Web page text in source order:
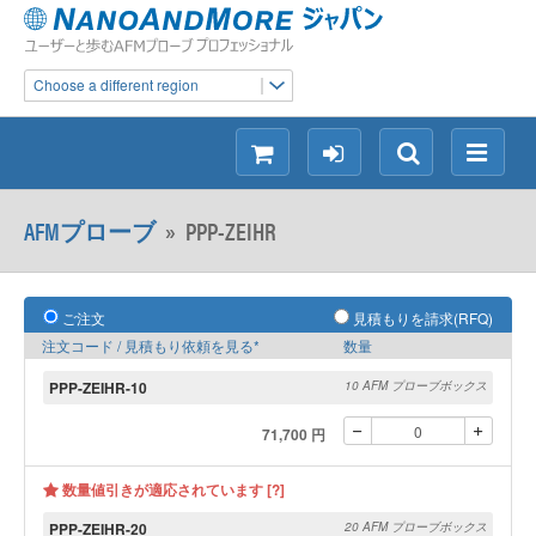
Choose a different region
メ
ニ
検
索
ロ
グ
シ
ョ
ッ
ン
AFMプローブ» PPP-ZEIHR
ご注文
見積もりを請求(RFQ)
注文コード / 見積もり依頼を見る*
数量
PPP-ZEIHR-10 10 AFM プローブボックス
71,700 円
数量値引きが適応されています [?]
PPP-ZEIHR-20
20 AFM プローブボックス